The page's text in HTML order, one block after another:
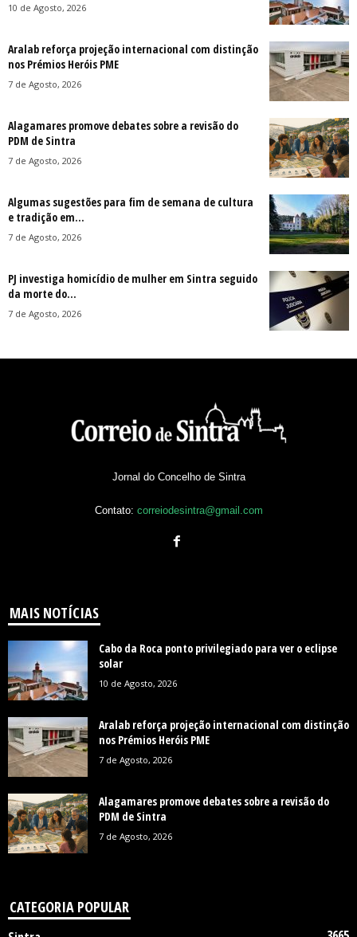
10 de Agosto, 2026
Aralab reforça projeção internacional com distinção
nos Prémios Heróis PME
7 de Agosto, 2026
Alagamares promove debates sobre a revisão do
PDM de Sintra
7 de Agosto, 2026
Algumas sugestões para fim de semana de cultura
e tradição em...
7 de Agosto, 2026
PJ investiga homicídio de mulher em Sintra seguido
da morte do...
7 de Agosto, 2026
Jornal do Concelho de Sintra
Contato: correiodesintra@gmail.com
MAIS NOTÍCIAS
Cabo da Roca ponto privilegiado para ver o eclipse
solar
10 de Agosto, 2026
Aralab reforça projeção internacional com distinção
nos Prémios Heróis PME
7 de Agosto, 2026
Alagamares promove debates sobre a revisão do
PDM de Sintra
7 de Agosto, 2026
CATEGORIA POPULAR